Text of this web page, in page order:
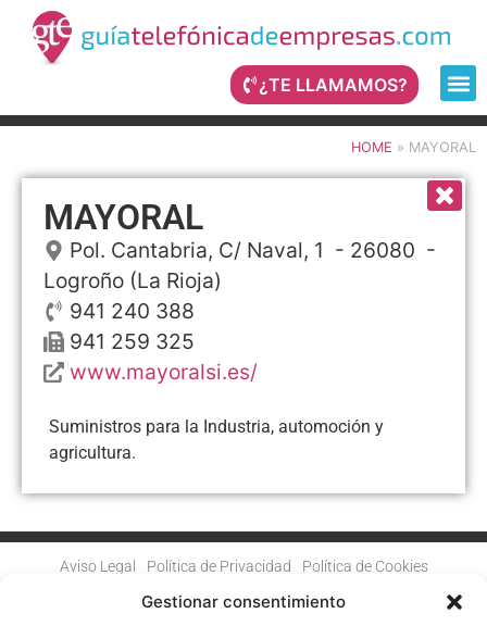
Gestionar consentimiento
¿TE LLAMAMOS?
HOME » MAYORAL
MAYORAL
Pol. Cantabria, C/ Naval, 1 - 26080 -
Logroño (La Rioja)
941 240 388
941 259 325
www.mayoralsi.es/
Suministros para la Industria, automoción y
agricultura.
Aviso Legal Política de Privacidad
Política de Cookies
Accesibilidad Mapa web